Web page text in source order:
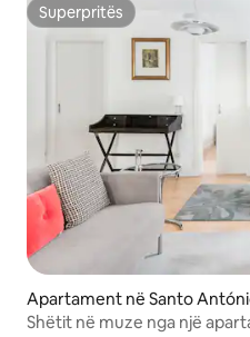
Superpritës
Superpritës
Apartament në Santo
Shëtit në muze nga një